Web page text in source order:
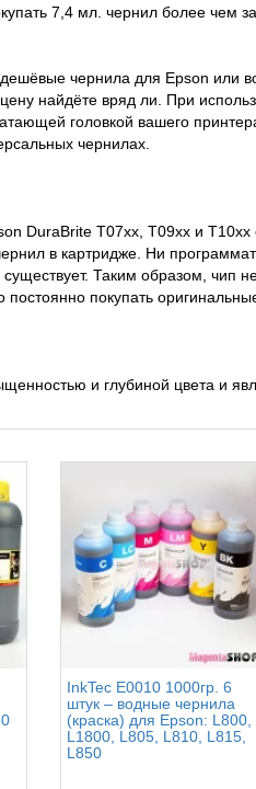
7,4 мл. чернил более чем
чернила для Epson или
найдёте вряд ли. При
головкой вашего
чернилах.
DuraBrite T07xx, T09xx и T10xx
в картридже. Ни
Таким образом, чип
покупать
и глубиной цвета и
InkTec E0010 1000гр. 6
штук – водные чернила
(краска) для Epson: L800,
L1800, L805, L810, L815,
L850